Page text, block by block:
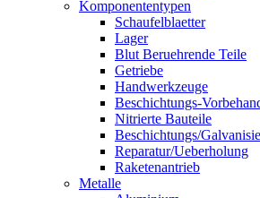
Komponententypen
Schaufelblaetter
Lager
Blut Beruehrende Teile
Getriebe
Handwerkzeuge
Beschichtungs-
Nitrierte Bauteile
Beschichtungs/
Reparatur/Ueberholung
Raketenantrieb
Metalle